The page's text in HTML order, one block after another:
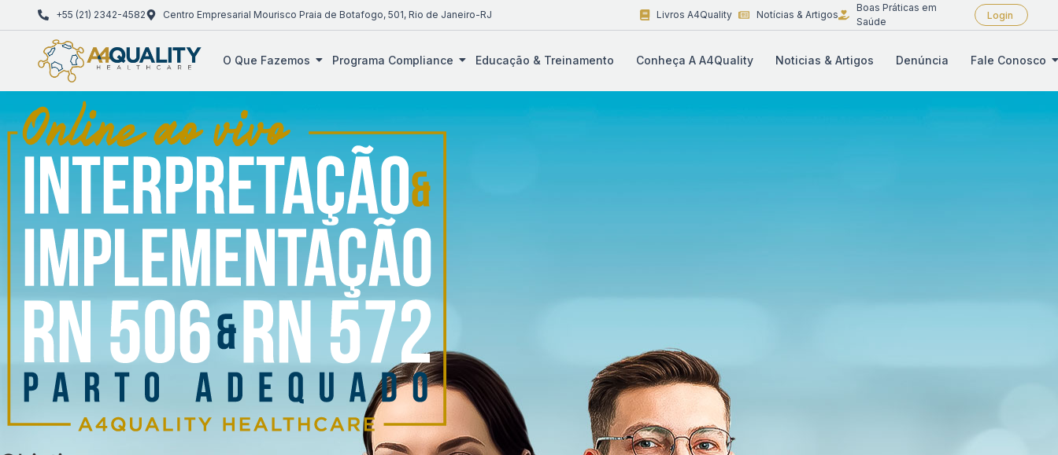
+55 (21) 2342-4582 Centro Empresarial Mourisco Praia de Botafogo, 501, Rio de Janeiro-RJ Livros A4Quality Notícias & Artigos
Boas Práticas em
Saúde
Login
O Que Fazemos Programa Compliance Educação & Treinamento Conheça A A4Quality Noticias & Artigos Denúncia Fale Conosco